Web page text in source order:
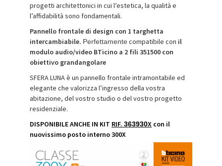
progetti architettonici in cui l’estetica, la qualità e
l’affidabilità sono fondamentali.
Pannello frontale di design con 1 targhetta
intercambiabile. Perfettamente compatibile con il
modulo audio/video BTicino a 2 fili 351500 con
obiettivo grandangolare
SFERA LUNA è un pannello frontale intramontabile ed
elegante che valorizza l’ingresso della vostra
abitazione, del vostro studio o del vostro progetto
residenziale.
DISPONIBILE ANCHE IN KIT RIF. 363930X con il
nuovissimo posto interno 300X